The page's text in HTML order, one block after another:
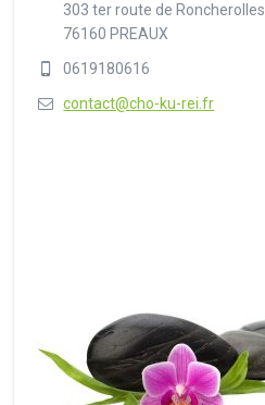
303 ter route de Roncherolles
76160 PREAUX
0619180616
contact@cho-ku-rei.fr